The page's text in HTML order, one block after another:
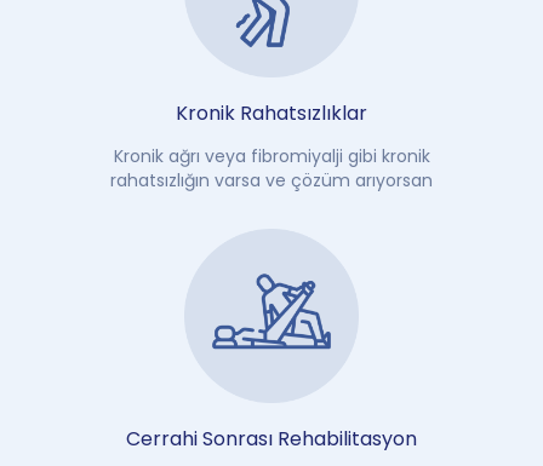
Kronik Rahatsızlıklar
Kronik ağrı veya fibromiyalji gibi kronik
rahatsızlığın varsa ve çözüm arıyorsan
Cerrahi Sonrası Rehabilitasyon